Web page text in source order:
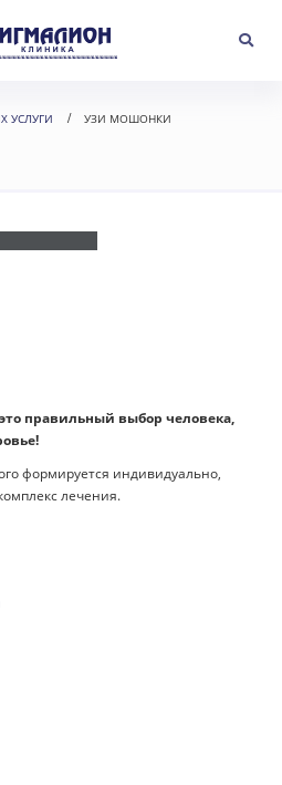
УСЛУГИ УЗИ МОШОНКИ
правильный выбор человека,
формируется индивидуально,
лечения.